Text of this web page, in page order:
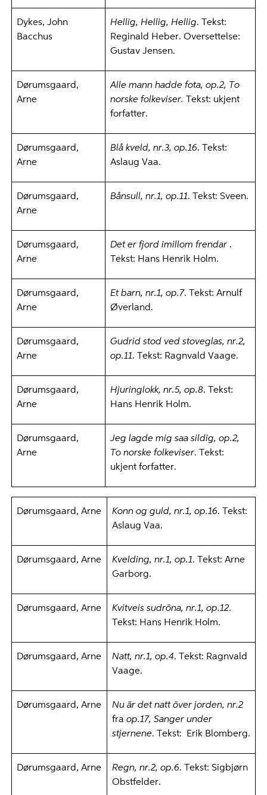
Dykes, John
Bacchus
Hellig, Hellig, Hellig. Tekst:
Reginald Heber. Oversettelse:
Gustav Jensen.
Dørumsgaard,
Arne
Alle mann hadde fota, op.2, To
norske folkeviser.
Tekst: ukjent
forfatter.
Dørumsgaard,
Arne
Blå kveld, nr.3, op.16. Tekst:
Aslaug Vaa.
Dørumsgaard,
Arne
Bånsull, nr.1, op.11. Tekst: Sveen.
Dørumsgaard,
Arne
Det er fjord imillom frendar .
Tekst: Hans Henrik Holm.
Dørumsgaard,
Arne
Et barn, nr.1, op.7. Tekst: Arnulf
Øverland.
Dørumsgaard,
Arne
Gudrid stod ved stoveglas, nr.2,
op.11. Tekst: Ragnvald Vaage.
Dørumsgaard,
Arne
Hjuringlokk, nr.5, op.8. Tekst:
Hans Henrik Holm.
Dørumsgaard,
Arne
Jeg lagde mig saa sildig, op.2,
To norske folkeviser. Tekst:
ukjent forfatter.
Dørumsgaard, Arne Konn og guld, nr.1, op.16. Tekst:
Aslaug Vaa.
Dørumsgaard, Arne Kvelding, nr.1, op.1. Tekst: Arne
Garborg.
Dørumsgaard, Arne Kvitveis sudröna, nr.1, op.12.
Tekst: Hans Henrik Holm.
Dørumsgaard, Arne Natt, nr.1, op.4. Tekst: Ragnvald
Vaage.
Dørumsgaard, Arne
Nu är det natt över jorden, nr.2
fra op.17, Sanger under
stjernene. Tekst: Erik Blomberg.
Dørumsgaard, Arne Regn, nr.2, op.6. Tekst: Sigbjørn
Obstfelder.